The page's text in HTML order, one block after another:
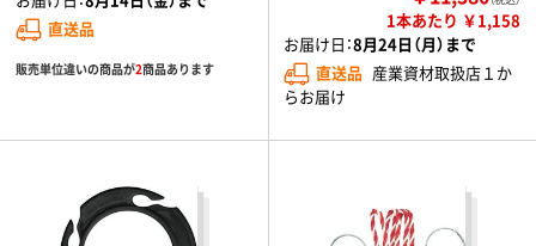
直送品
販売単位違いの商品が2商品あります
1本あたり ￥1,158
お届け日：8月24日（月）まで
直送品 産業資材取扱店１か
らお届け